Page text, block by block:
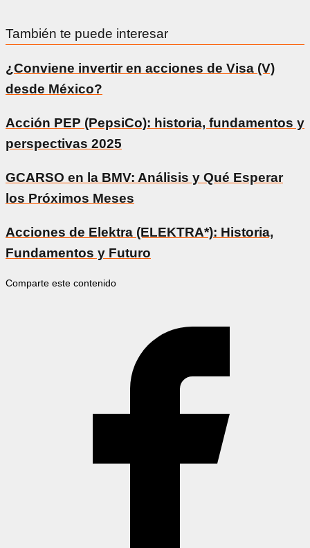
También te puede interesar
¿Conviene invertir en acciones de Visa (V)
desde México?
Acción PEP (PepsiCo): historia, fundamentos y
perspectivas 2025
GCARSO en la BMV: Análisis y Qué Esperar
los Próximos Meses
Acciones de Elektra (ELEKTRA*): Historia,
Fundamentos y Futuro
Comparte este contenido